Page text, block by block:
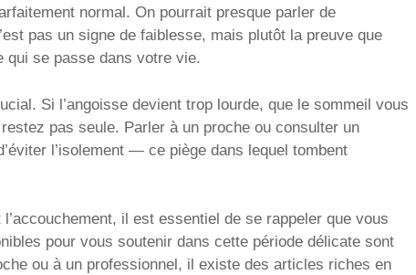
normal. On pourrait presque parler de
pas un signe de faiblesse, mais plutôt la preuve que
qui se passe dans votre vie.
Si l’angoisse devient trop lourde, que le sommeil vous
pas seule. Parler à un proche ou consulter un
l’isolement — ce piège dans lequel tombent
il est essentiel de se rappeler que vous
pour vous soutenir dans cette période délicate sont
ou à un professionnel, il existe des articles riches en